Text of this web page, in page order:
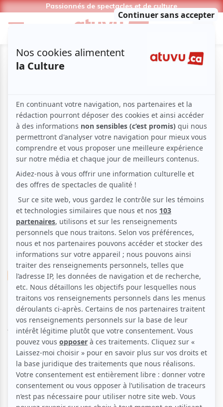
Passionnés de spectacles et de culture
Divers Multidisciplinaire Performance Autre
Le Grand Burlesque show
Aucune offre promotionnelle
disponible
Soyez les premiers avisés dès qu'il y aura une offre promo
pour Le Grand Burlesque show:INSCRIVEZ-VOUS
Une nuit de burlesque, vaudeville et jazz.